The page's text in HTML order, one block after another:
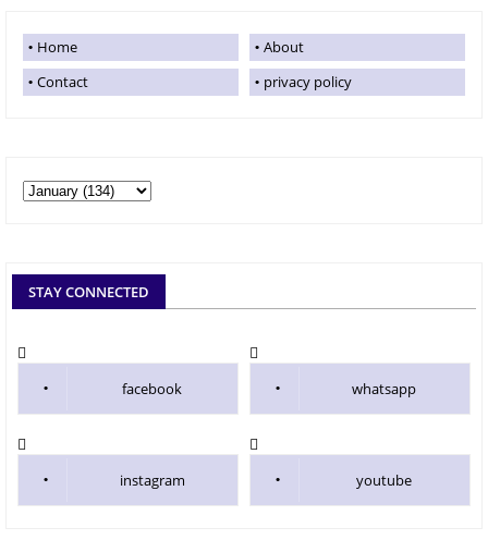
Home
About
Contact
privacy policy
STAY CONNECTED
facebook whatsapp
instagram youtube